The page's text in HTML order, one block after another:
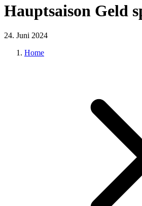
Hauptsaison Geld
24. Juni 2024
Home